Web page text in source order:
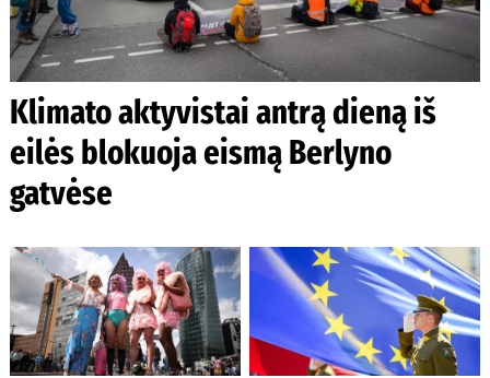
Klimato aktyvistai antrą dieną iš
eilės blokuoja eismą Berlyno
gatvėse